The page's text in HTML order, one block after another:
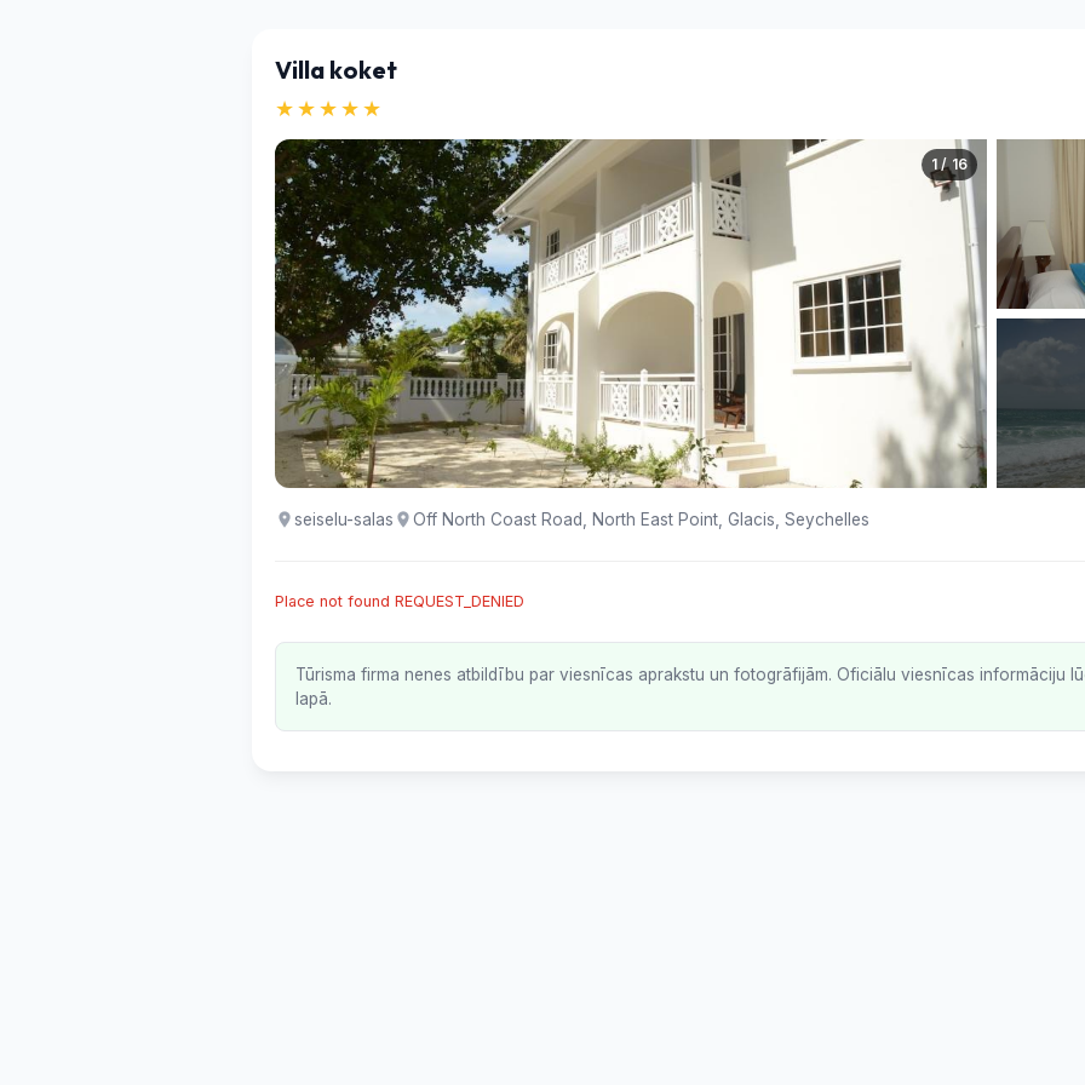
Villa koket
★★★★★
1 / 16
seiselu-salas Off North Coast Road, North East Point, Glacis, Seychelles
Place not found REQUEST_DENIED
Tūrisma firma nenes atbildību par viesnīcas aprakstu un fotogrāfijām. Oficiālu viesnīcas informāciju
lapā.